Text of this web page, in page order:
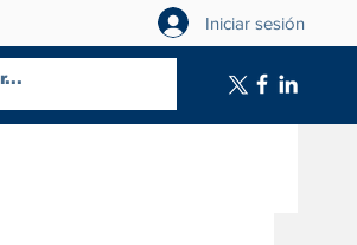
Iniciar sesión